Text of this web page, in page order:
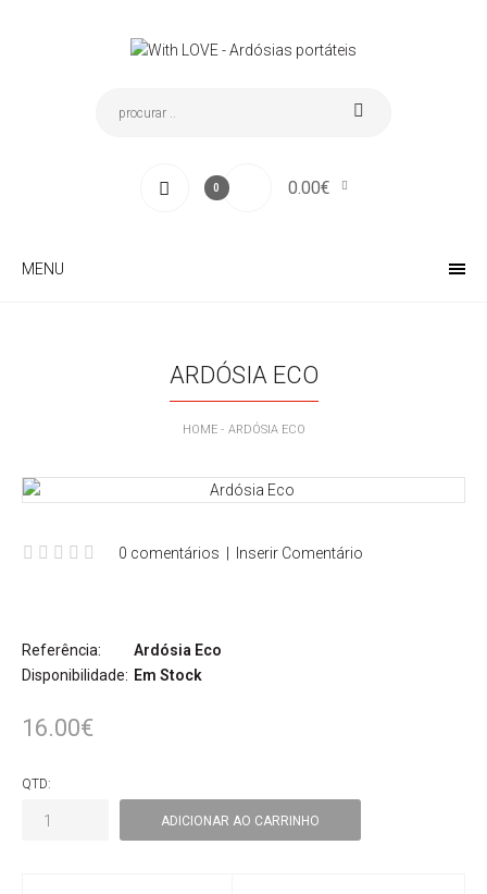
0 0.00€
MENU
ARDÓSIA ECO
HOME ARDÓSIA ECO
0 comentários Inserir Comentário
Referência:
Ardósia Eco
Disponibilidade: Em Stock
16.00€
QTD: